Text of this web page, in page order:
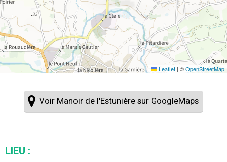
Leaflet | ©OpenStreetMap
Voir Manoir de l'Estunière sur GoogleMaps
LIEU :